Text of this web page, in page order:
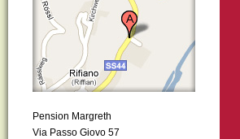
Pension Margreth
Via Passo Giovo 57